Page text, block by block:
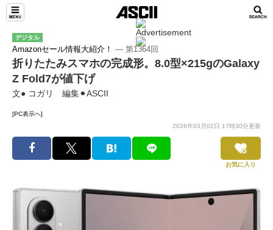
デジタル
Amazonセール情報大紹介！ ― 第1364回
折りたたみスマホの完成形。8.0型×215gのGalaxy
Z Fold7が値下げ
文● コガリ 編集⚫︎ASCII
[PC表示へ]
2026年03月02日 17時30分更新
お気に入り